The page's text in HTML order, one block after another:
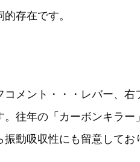
存在です。
コメント・・・レバー、
。往年の「カーボンキラ
振動吸収性にも留意して